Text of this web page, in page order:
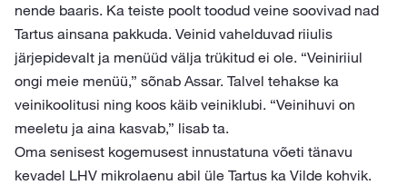
nende baaris. Ka teiste poolt toodud veine soovivad nad
Tartus ainsana pakkuda. Veinid vahelduvad riiulis
järjepidevalt ja menüüd välja trükitud ei ole. “Veiniriiul
ongi meie menüü,” sõnab Assar. Talvel tehakse ka
veinikoolitusi ning koos käib veiniklubi. “Veinihuvi on
meeletu ja aina kasvab,” lisab ta.
Oma senisest kogemusest innustatuna võeti tänavu
kevadel LHV mikrolaenu abil üle Tartus ka Vilde kohvik.